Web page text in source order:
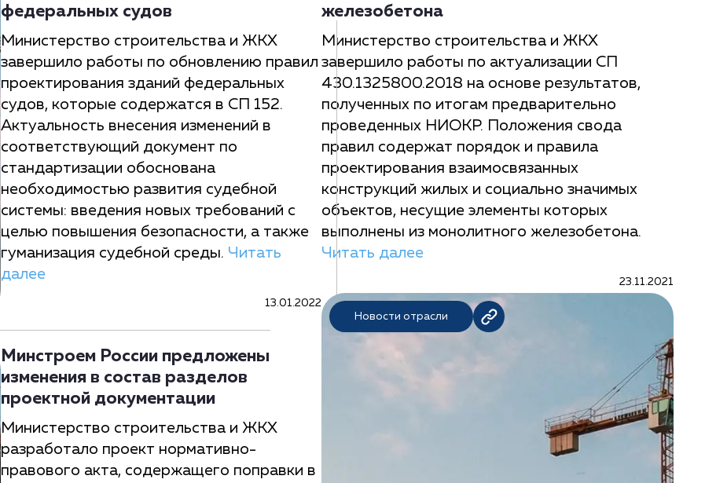
федеральных судов
Министерство строительства и ЖКХ
завершило работы по обновлению правил
проектирования зданий федеральных
судов, которые содержатся в СП 152.
Актуальность внесения изменений в
соответствующий документ по
стандартизации обоснована
необходимостью развития судебной
системы: введения новых требований с
целью повышения безопасности, а также
гуманизация судебной среды. Читать
далее
13.01.2022
Минстроем России предложены
изменения в состав разделов
проектной документации
Министерство строительства и ЖКХ
разработало проект нормативно-
правового акта, содержащего поправки в
железобетона
Министерство строительства и ЖКХ
завершило работы по актуализации СП
430.1325800.2018 на основе результатов,
полученных по итогам предварительно
проведенных НИОКР. Положения свода
правил содержат порядок и правила
проектирования взаимосвязанных
конструкций жилых и социально значимых
объектов, несущие элементы которых
выполнены из монолитного железобетона.
Читать далее
23.11.2021
Новости отрасли